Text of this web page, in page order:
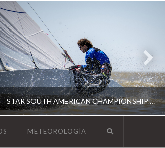
STAR SOUTH AMERICAN CHAMPIONSHIP 2026
METEOROLOGÍA